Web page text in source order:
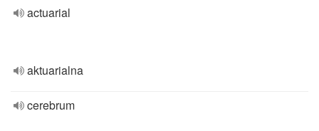
actuarial
aktuarialna
cerebrum